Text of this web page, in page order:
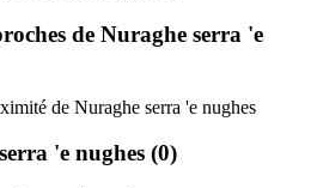
de Nuraghe serra 'e
de Nuraghe serra 'e nughes
'e nughes (0)